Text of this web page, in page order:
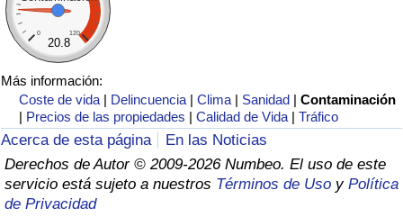
0 120
20.8
Más información:
Coste de vida | Delincuencia |Clima | Sanidad |Contaminación
| Precios de las propiedades |Calidad de Vida |Tráfico
Acerca de esta página
En las Noticias
Derechos de Autor © 2009-2026 Numbeo. El uso de este
servicio está sujeto a nuestros Términos de Uso y Política
de Privacidad